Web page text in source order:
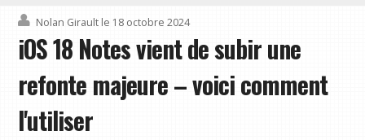
Nolan Girault le 18 octobre 2024
iOS 18 Notes vient de subir une
refonte majeure – voici comment
l'utiliser